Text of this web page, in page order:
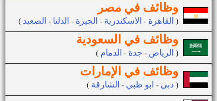
وظائف في مصر
( القاهرة - الاسكندرية - الجيزة - الدلتا - الصعيد )
وظائف في السعودية
( الرياض - جدة - الدمام )
وظائف في الإمارات
( دبي - ابو ظبي - الشارقة )